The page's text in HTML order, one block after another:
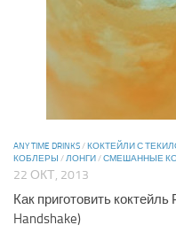
ANY TIME DRINKS/КОКТЕЙЛИ С
КОБЛЕРЫ /ЛОНГИ/СМЕШАННЫЕ
22 ОКТ, 2013
Как приготовить
Handshake)